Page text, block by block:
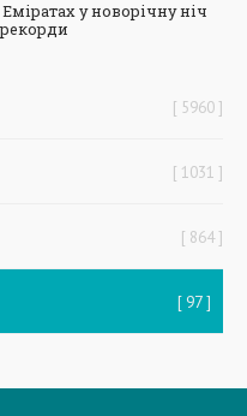
у новорічну ніч
5960
1031
864
97